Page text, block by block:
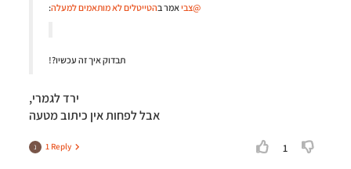
@צביאמר בהטייטלים לא מותאמים למעלה:
תבדוק איך זה עכשיו?!
ירד לגמרי,
אבל לפחות אין כיתוב מטעה
נ 1 Reply 1